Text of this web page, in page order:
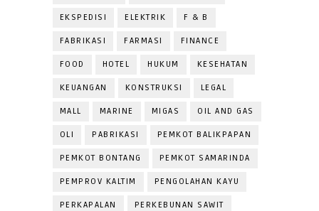
EKSPEDISI ELEKTRIK F & B
FABRIKASI FARMASI FINANCE
FOOD HOTEL HUKUM KESEHATAN
KEUANGAN KONSTRUKSI LEGAL
MALL MARINE MIGAS OIL AND GAS
OLI PABRIKASI PEMKOT BALIKPAPAN
PEMKOT BONTANG PEMKOT SAMARINDA
PEMPROV KALTIM PENGOLAHAN KAYU
PERKAPALAN PERKEBUNAN SAWIT